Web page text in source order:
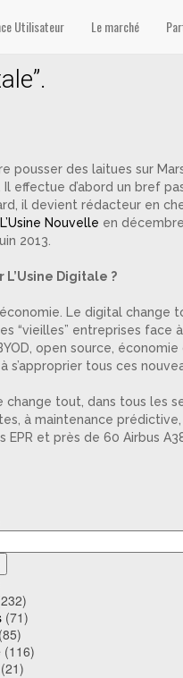
Utilisateur Le marché
des laitues sur
d’abord un bref
il devient rédacteur en
L’Usine Nouvelle en
2013.
Digitale ?
Le digital
“vieilles” entreprises
open source,
s’approprier tous ces
tout, dans tous les
à maintenance
et près de 60 Airbus
(71)
(85)
(116)
(21)